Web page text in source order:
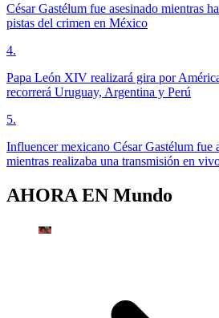
César Gastélum fue asesinado mientras
pistas del crimen en México
4.
Papa León XIV realizará gira por
recorrerá Uruguay, Argentina y Perú
5.
Influencer mexicano César Gastélum fue
mientras realizaba una transmisión en
AHORA EN Mundo